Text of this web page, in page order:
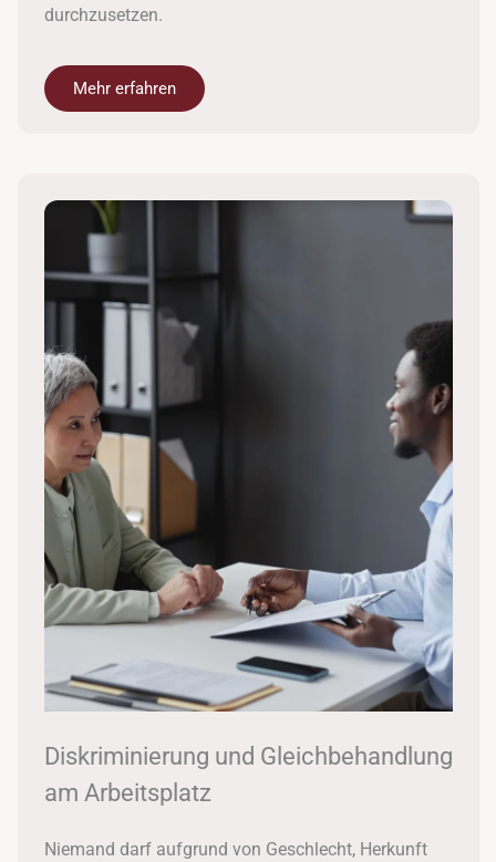
durchzusetzen.
Mehr erfahren
Diskriminierung und Gleichbehandlung
am Arbeitsplatz
Niemand darf aufgrund von Geschlecht, Herkunft